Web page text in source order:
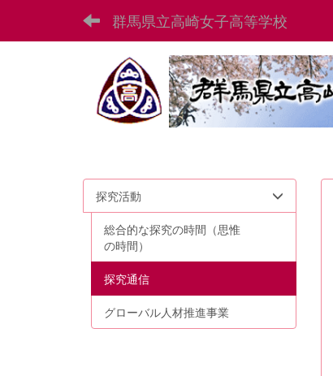
群馬県立高崎女子高等学校
探究活動
総合的な探究の時間（思惟
の時間）
探究通信
グローバル人材推進事業